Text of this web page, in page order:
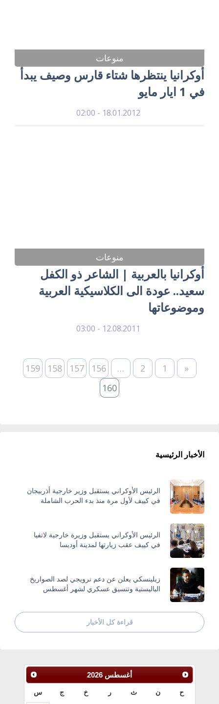
منوعات
أوكرانيا ينتظرها شتاء قارس وصيف يبدأ
في 1 ايار مايو
18.01.2012 - 02:00
منوعات
أوكرانيا بالعربية | الشاعر ذو الكفل
سعيد.. عودة الى الكلاسيكية العربية
وموضوعاتها
12.08.2011 - 03:00
«
1
2
…
156
157
158
159
160
الأخبار الرئيسية
الرئيس الأوكراني يستقبل وزير خارجية أذربيجان
في كييف لأول مرة منذ بدء الحرب الشاملة
الرئيس الأوكراني يستقبل وزيرة خارجية لاتفيا
في كييف عقب زيارتها لمدينة أوديسا
زيلينسكي يعلن عن دعم نرويجي لصد الصواريخ
الباليستية وتنسيق عسكري لشهر أغسطس
قراءة كل الأخبار
أغسطس 2026
ح ن ث ر خ ج س